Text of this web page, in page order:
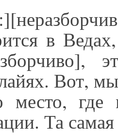
в
Вот, мы
место,
Та